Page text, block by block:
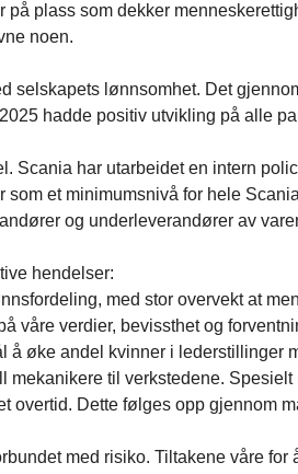
plass som dekker
noen.
selskapets lønnsomhet. Det
hadde positiv utvikling på alle
Scania har utarbeidet en intern
et minimumsnivå for hele
og underleverandører av
hendelser:
med stor overvekt at
våre verdier, bevissthet og
å øke andel kvinner i lederstillinger
til verkstedene.
overtid. Dette følges opp gjennom
med risiko. Tiltakene våre